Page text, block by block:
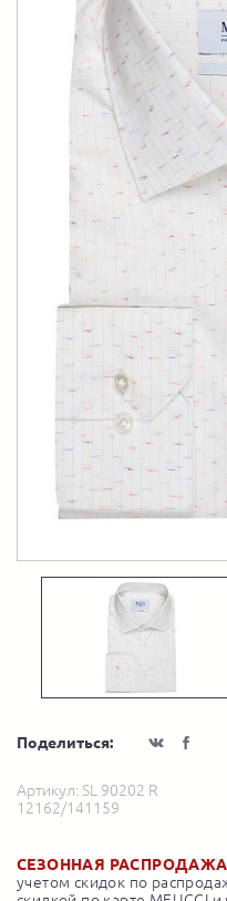
Поделиться:
Артикул: SL 90202 R
12162/141159
СЕЗОННАЯ
учетом скидок по